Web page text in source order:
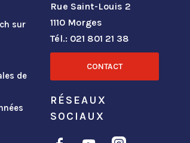
sur
de
Rue Saint-Louis 2
1110 Morges
Tél.: 021 801 21 38
CONTACT
RÉSEAUX
SOCIAUX